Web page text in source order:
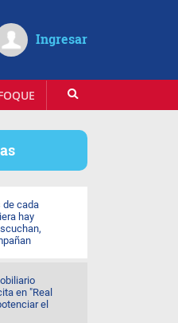
Ingresar
INFOVINO
de cada
hay
en "Real
el